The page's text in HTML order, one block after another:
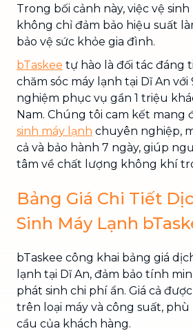
Trong bối cảnh này, việc vệ
không chỉ đảm bảo hiệu suất
bảo vệ sức khỏe gia đình.
bTaskee tự hào là đối tác đáng
chăm sóc máy lạnh tại Dĩ An với
nghiệm phục vụ gần 1 triệu
Nam. Chúng tôi cam kết mang
sinh máy lạnh chuyên nghiệp,
cả và bảo hành 7 ngày, giúp
tâm về chất lượng không khí
Bảng Giá Chi Tiết
Sinh Máy Lạnh
bTaskee công khai bảng giá
lạnh tại Dĩ An, đảm bảo tính
phát sinh chi phí ẩn. Giá cả
trên loại máy và công suất,
cầu của khách hàng.